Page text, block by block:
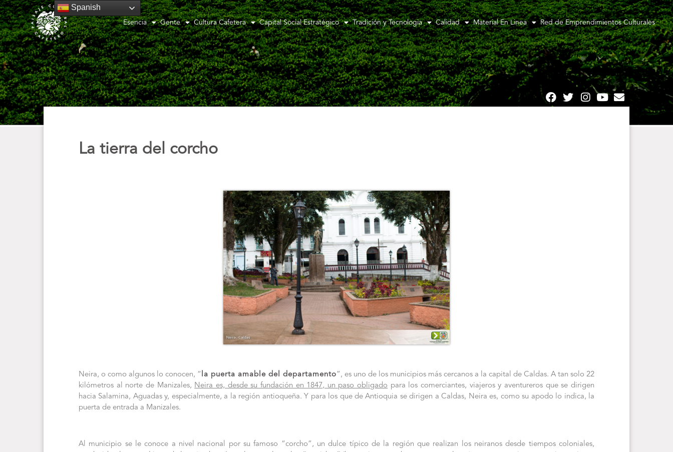
Esencia Gente Cultura Cafetera Capital Social Estratégico Tradición y Tecnologia Calidad Material En Linea Red de Emprendimientos Culturales
La tierra del corcho
Neira, o como algunos lo conocen, “ la puerta amable del departamento”, es uno de los municipios más cercanos a la capital de Caldas. A tan solo 22
kilómetros al norte de Manizales, Neira es, desde su fundación en 1847, un paso obligado para los comerciantes, viajeros y aventureros que se dirigen
hacia Salamina, Aguadas y, especialmente, a la región antioqueña. Y para los que de Antioquia se dirigen a Caldas, Neira es, como su apodo lo indica, la
puerta de entrada a Manizales.
Al municipio se le conoce a nivel nacional por su famoso “corcho”, un dulce típico de la región que realizan los neiranos desde tiempos coloniales,
Spanish